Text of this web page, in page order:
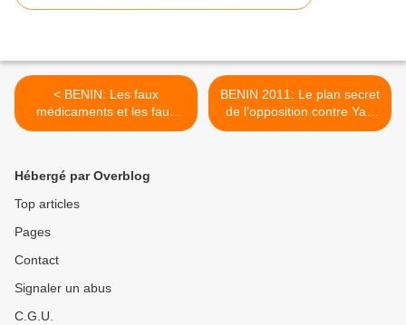
< BENIN: Les faux
médicaments et les faux
politiques
BENIN 2011: Le plan secret
de l’opposition contre Yayi
Boni >
Hébergé par Overblog
Top articles
Pages
Contact
Signaler un abus
C.G.U.